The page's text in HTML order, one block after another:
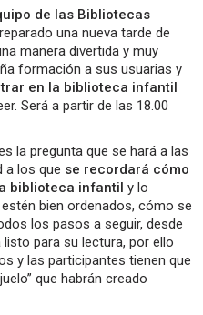
de las Bibliotecas
una nueva tarde de
manera divertida y muy
formación a sus usuarias y
en la biblioteca infantil
Será a partir de las 18.00
la pregunta que se hará a las
a los que se recordará cómo
biblioteca infantil y lo
bien ordenados, cómo se
los pasos a seguir, desde
para su lectura, por ello
y las participantes tienen que
que habrán creado